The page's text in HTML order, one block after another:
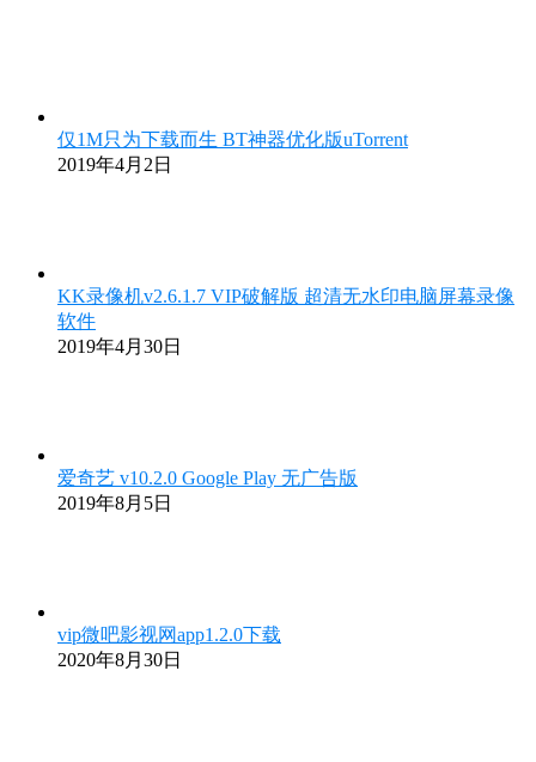
仅1M只为下载而生 BT神器优化版uTorrent
2019年4月2日
KK录像机v2.6.1.7 VIP破解版 超清无水印电脑屏幕录像
软件
2019年4月30日
爱奇艺 v10.2.0 Google Play 无广告版
2019年8月5日
vip微吧影视网app1.2.0下载
2020年8月30日